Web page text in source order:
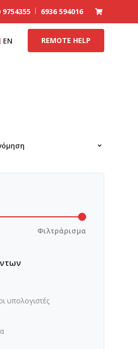
6936 594016
EN REMOTE HELP
Ελάχιστη
Μέγιστη
Φιλτράρισμα
υπολογιστές